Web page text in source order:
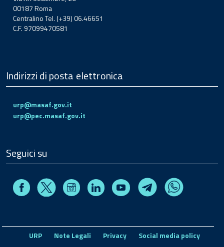
00187 Roma
Centralino Tel. (+39) 06.46651
C.F. 97099470581
Indirizzi di posta elettronica
urp@masaf.gov.it
urp@pec.masaf.gov.it
Seguici su
FacebookX InstagramLinkedin Youtube TelegramWhatsapp
URP Note Legali Privacy
Social media policy